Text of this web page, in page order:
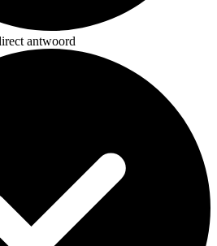
antwoord